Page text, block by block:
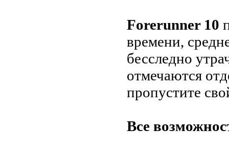
Forerunner 10
времени,
бесследно
отмечаются
пропустите
Все